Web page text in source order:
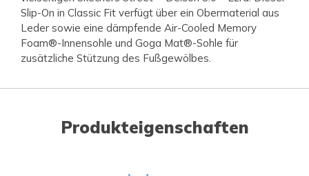
Slip-On in Classic Fit verfügt über ein Obermaterial aus
Leder sowie eine dämpfende Air-Cooled Memory
Foam®-Innensohle und Goga Mat®-Sohle für
zusätzliche Stützung des Fußgewölbes.
Produkteigenschaften